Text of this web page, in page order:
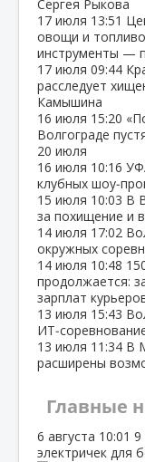
Сергея Рыкова
17 июля 13:51
овощи и
инструменты —
17 июля 09:44
расследует
Камышина
16 июля 15:20
Волгограде
20 июля
16 июля 10:16
клубных
15 июля 10:03 В
за похищение и
14 июля 17:02
окружных
14 июля 10:48
продолжается:
зарплат
13 июля 15:43
13 июля 11:34 В
расширены
Главные
6 августа 10:01 9
электричек для